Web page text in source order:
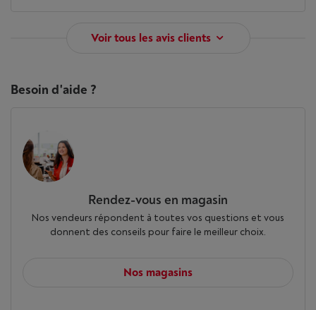
Voir tous les avis clients
Besoin d'aide ?
Rendez-vous en magasin
Nos vendeurs répondent à toutes vos questions et vous
donnent des conseils pour faire le meilleur choix.
Nos magasins